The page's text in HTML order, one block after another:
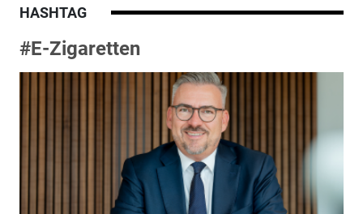
HASHTAG
#E-Zigaretten